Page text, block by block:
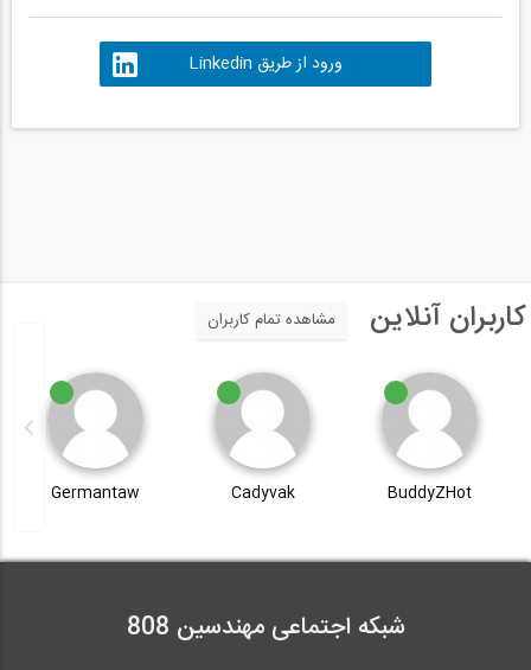
ورود از طریق Linkedin
کاربران آنلاین مشاهده تمام کاربران
BuddyZHot
Cadyvak
Germantaw
شبکه اجتماعی مهندسین 808